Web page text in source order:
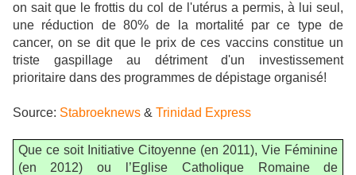
on sait que le frottis du col de l'utérus a permis, à lui seul,
une réduction de 80% de la mortalité par ce type de
cancer, on se dit que le prix de ces vaccins constitue un
triste gaspillage au détriment d'un investissement
prioritaire dans des programmes de dépistage organisé!
Source: Stabroeknews & Trinidad Express
Que ce soit Initiative Citoyenne (en 2011), Vie Féminine
(en 2012) ou l’Eglise Catholique Romaine de